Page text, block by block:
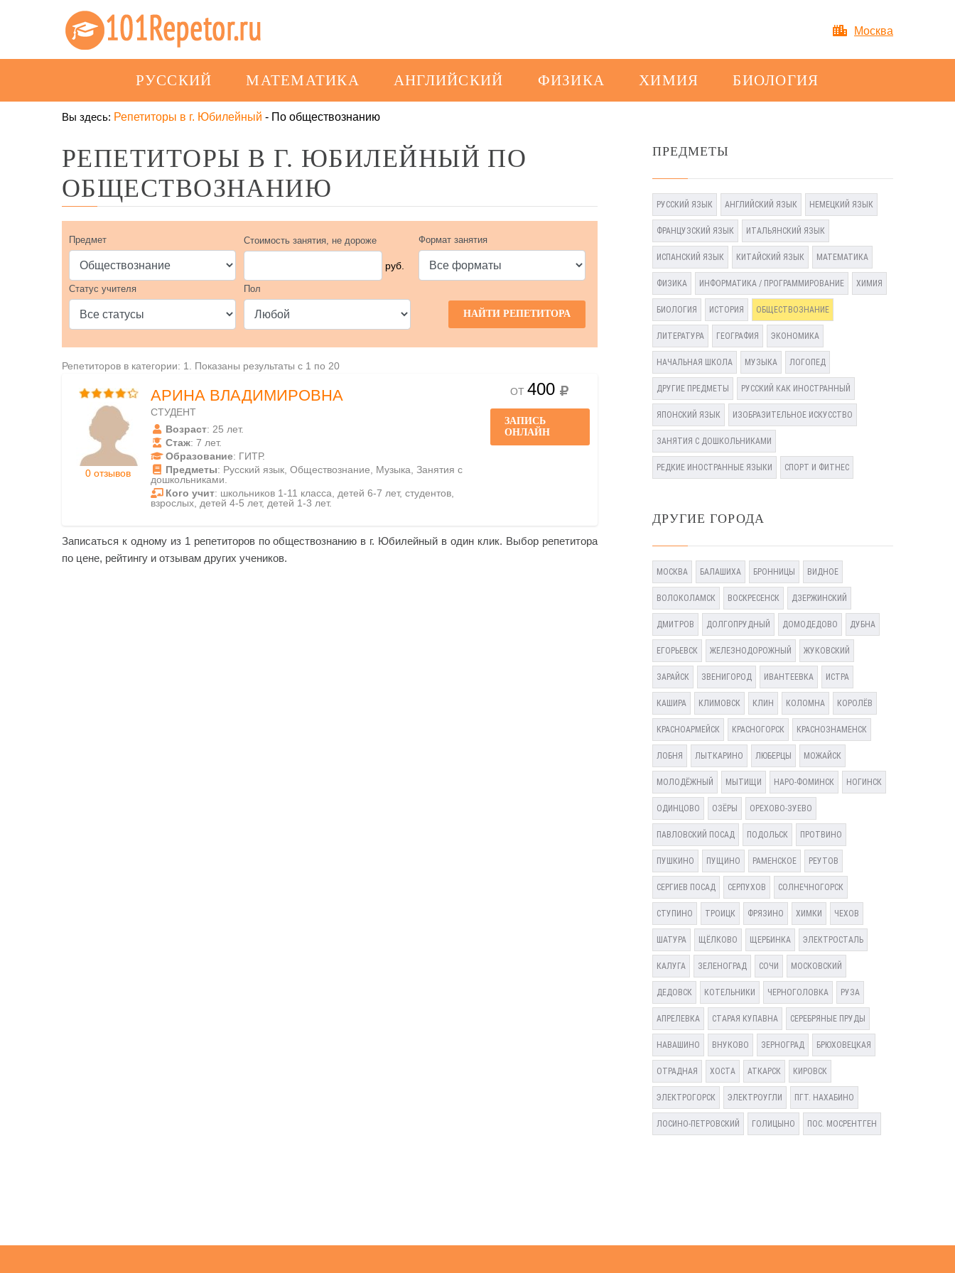
Москва
РУССКИЙ МАТЕМАТИКА АНГЛИЙСКИЙ ФИЗИКА ХИМИЯ БИОЛОГИЯ
Вы здесь: Репетиторы в г. Юбилейный - По обществознанию
РЕПЕТИТОРЫ В Г. ЮБИЛЕЙНЫЙ ПО
ОБЩЕСТВОЗНАНИЮ
Предмет Стоимость занятия, не дороже
руб.
Формат занятия
Статус учителя Пол
Репетиторов в категории: 1. Показаны результаты с 1 по 20
0 отзывов
АРИНА ВЛАДИМИРОВНА
СТУДЕНТ
Возраст: 25 лет.
Стаж: 7 лет.
Образование: ГИТР.
Предметы: Русский язык, Обществознание, Музыка, Занятия с
дошкольниками.
Кого учит: школьников 1-11 класса, детей 6-7 лет, студентов,
взрослых, детей 4-5 лет, детей 1-3 лет.
ОТ 400
ЗАПИСЬ
ОНЛАЙН
Записаться к одному из 1 репетиторов по обществознанию в г. Юбилейный в один клик. Выбор репетитора
по цене, рейтингу и отзывам других учеников.
ПРЕДМЕТЫ
РУССКИЙ ЯЗЫК АНГЛИЙСКИЙ ЯЗЫК НЕМЕЦКИЙ ЯЗЫК
ФРАНЦУЗСКИЙ ЯЗЫК ИТАЛЬЯНСКИЙ ЯЗЫК
ИСПАНСКИЙ ЯЗЫК КИТАЙСКИЙ ЯЗЫК МАТЕМАТИКА
ФИЗИКА ИНФОРМАТИКА / ПРОГРАММИРОВАНИЕ ХИМИЯ
БИОЛОГИЯ ИСТОРИЯ ОБЩЕСТВОЗНАНИЕ
ЛИТЕРАТУРА ГЕОГРАФИЯ ЭКОНОМИКА
НАЧАЛЬНАЯ ШКОЛА МУЗЫКА ЛОГОПЕД
ДРУГИЕ ПРЕДМЕТЫ РУССКИЙ КАК ИНОСТРАННЫЙ
ЯПОНСКИЙ ЯЗЫК ИЗОБРАЗИТЕЛЬНОЕ ИСКУССТВО
ЗАНЯТИЯ С ДОШКОЛЬНИКАМИ
РЕДКИЕ ИНОСТРАННЫЕ ЯЗЫКИ СПОРТ И ФИТНЕС
ДРУГИЕ ГОРОДА
МОСКВА БАЛАШИХА БРОННИЦЫ ВИДНОЕ
ВОЛОКОЛАМСК ВОСКРЕСЕНСК ДЗЕРЖИНСКИЙ
ДМИТРОВ ДОЛГОПРУДНЫЙ ДОМОДЕДОВО ДУБНА
ЕГОРЬЕВСК ЖЕЛЕЗНОДОРОЖНЫЙ ЖУКОВСКИЙ
ЗАРАЙСК ЗВЕНИГОРОД ИВАНТЕЕВКА ИСТРА
КАШИРА КЛИМОВСК КЛИН КОЛОМНА КОРОЛЁВ
КРАСНОАРМЕЙСК КРАСНОГОРСК КРАСНОЗНАМЕНСК
ЛОБНЯ ЛЫТКАРИНО ЛЮБЕРЦЫ МОЖАЙСК
МОЛОДЁЖНЫЙ МЫТИЩИ НАРО-ФОМИНСК НОГИНСК
ОДИНЦОВО ОЗЁРЫ ОРЕХОВО-ЗУЕВО
ПАВЛОВСКИЙ ПОСАД ПОДОЛЬСК ПРОТВИНО
ПУШКИНО ПУЩИНО РАМЕНСКОЕ РЕУТОВ
СЕРГИЕВ ПОСАД СЕРПУХОВ СОЛНЕЧНОГОРСК
СТУПИНО ТРОИЦК ФРЯЗИНО ХИМКИ ЧЕХОВ
ШАТУРА ЩЁЛКОВО ЩЕРБИНКА ЭЛЕКТРОСТАЛЬ
КАЛУГА ЗЕЛЕНОГРАД СОЧИ МОСКОВСКИЙ
ДЕДОВСК КОТЕЛЬНИКИ ЧЕРНОГОЛОВКА РУЗА
АПРЕЛЕВКА СТАРАЯ КУПАВНА СЕРЕБРЯНЫЕ ПРУДЫ
НАВАШИНО ВНУКОВО ЗЕРНОГРАД БРЮХОВЕЦКАЯ
ОТРАДНАЯ ХОСТА АТКАРСК КИРОВСК
ЭЛЕКТРОГОРСК ЭЛЕКТРОУГЛИ ПГТ. НАХАБИНО
ЛОСИНО-ПЕТРОВСКИЙ ГОЛИЦЫНО ПОС. МОСРЕНТГЕН